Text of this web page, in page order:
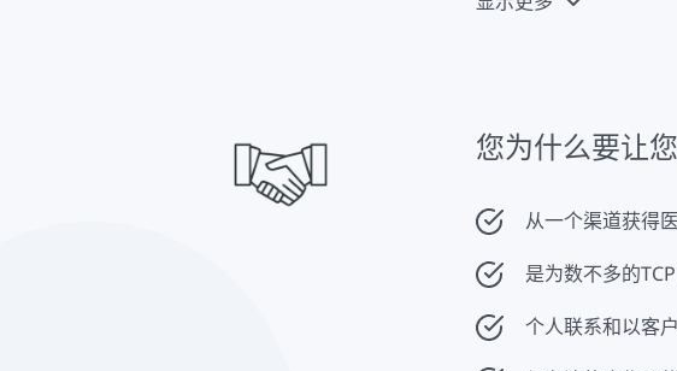
由于这些原因，根据
您为什么要让
从一个渠道获得
是为数不多的
个人联系和以客